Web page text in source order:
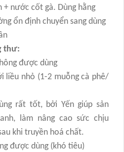
+ nước cốt gà. Dùng hằng
ổn định chuyển sang dùng
thư:
được dùng
liều nhỏ (1-2 muỗng cà phê/
rất tốt, bởi Yến giúp sản
làm nâng cao sức chịu
khi truyền hoá chất.
được dùng (khó tiêu)